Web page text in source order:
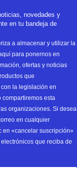
novedades y
en tu bandeja de
a almacenar y utilizar la
para ponernos en
ofertas y noticias
que
la legislación en
compartiremos esta
organizaciones. Si desea
en cualquier
en «cancelar suscripción»
que reciba de